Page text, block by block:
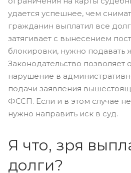
удается успешнее, чем
гражданин выплатил все
затягивает с вынесением
блокировки, нужно подавать
Законодательство позволяет
нарушение в
подачи заявления
ФССП. Если и в этом случае
нужно направить иск в суд.
Я что, зря
долги?